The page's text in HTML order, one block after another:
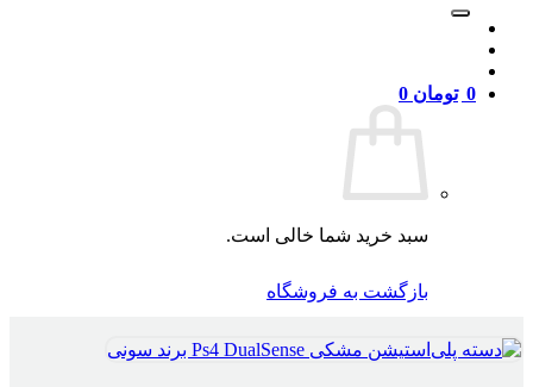
0 تومان 0
سبد خرید شما خالی است.
بازگشت به فروشگاه